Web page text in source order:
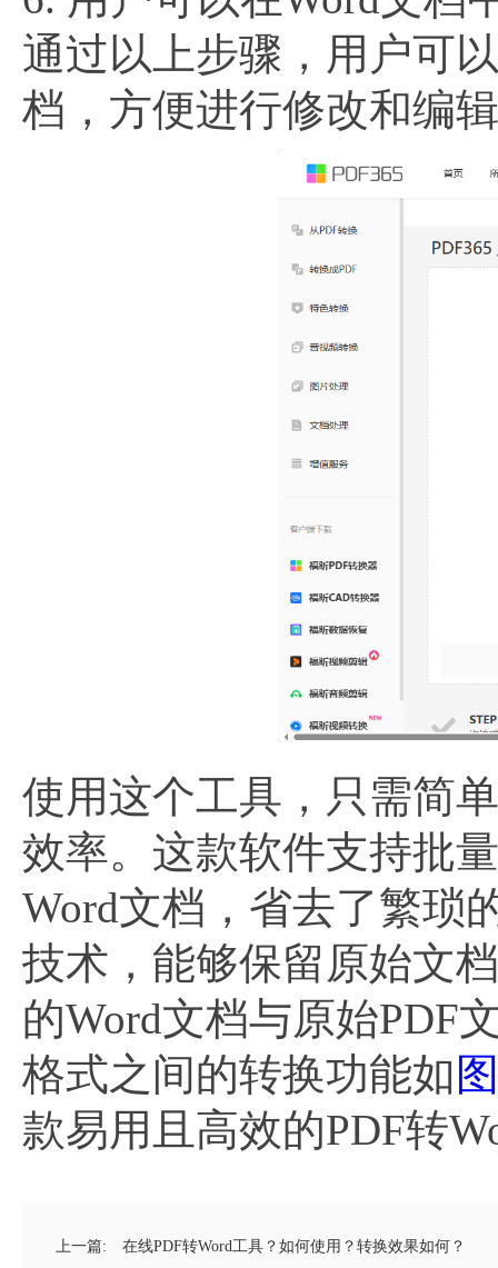
通过以上步骤，用户可
档，方便进行修改和编
使用这个工具，只需简
效率。这款软件支持批
Word文档，省去了繁琐
技术，能够保留原始文
的Word文档与原始PDF
格式之间的转换功能如
款易用且高效的PDF转
上一篇: 在线PDF转Word工具？如何使用？转换效果如何？